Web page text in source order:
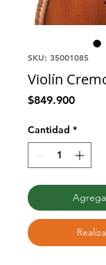
SKU: 35001085
Violín
$849.900Precio
Cantidad *